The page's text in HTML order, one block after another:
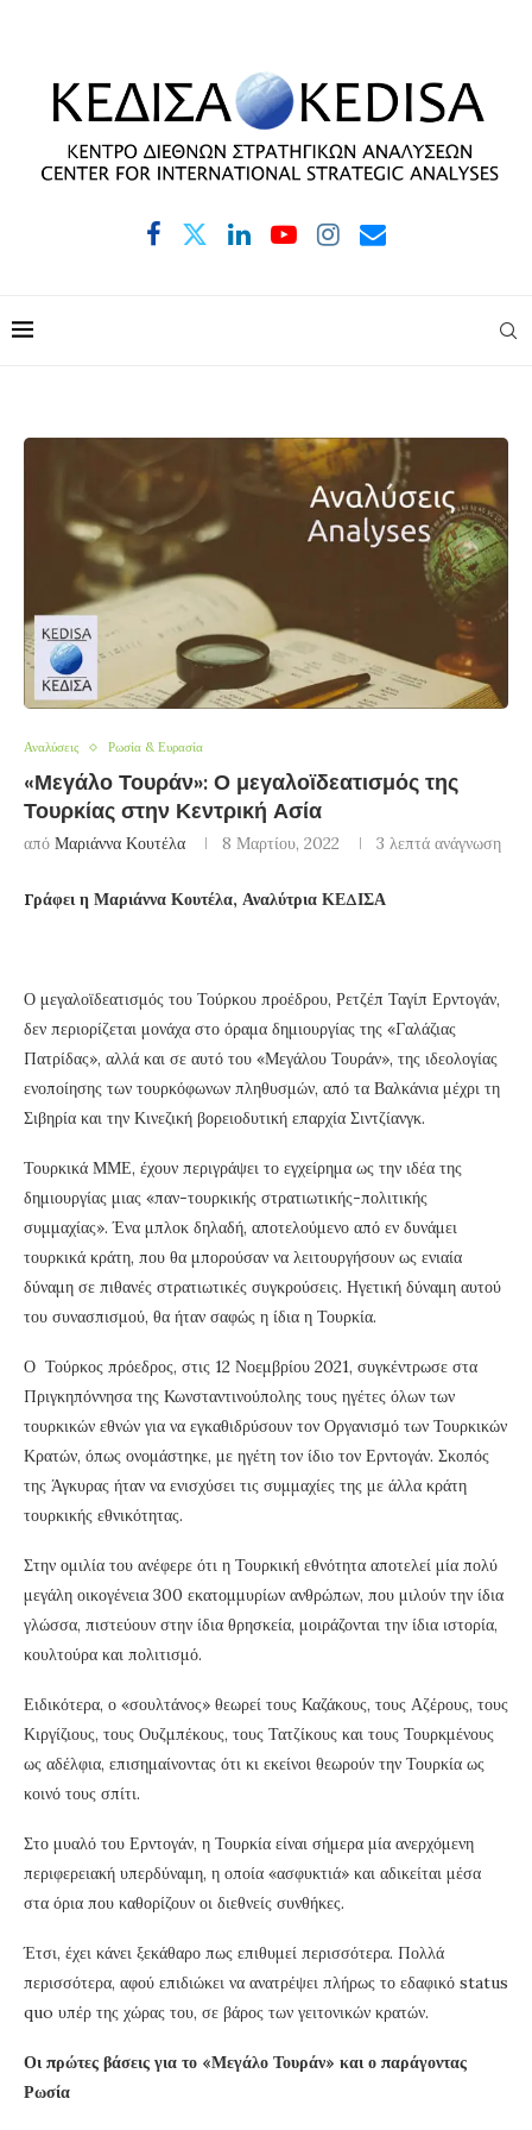
Αναλύσεις Ρωσία & Ευρασία
«Μεγάλο Τουράν»: Ο μεγαλοϊδεατισμός της
Τουρκίας στην Κεντρική Ασία
από Μαριάννα Κουτέλα 8 Μαρτίου, 2022 3 λεπτά ανάγνωση
Γράφει η Μαριάννα Κουτέλα, Αναλύτρια ΚΕΔΙΣΑ
Ο μεγαλοϊδεατισμός του Τούρκου προέδρου, Ρετζέπ Ταγίπ Ερντογάν,
δεν περιορίζεται μονάχα στο όραμα δημιουργίας της «Γαλάζιας
Πατρίδας», αλλά και σε αυτό του «Μεγάλου Τουράν», της ιδεολογίας
ενοποίησης των τουρκόφωνων πληθυσμών, από τα Βαλκάνια μέχρι τη
Σιβηρία και την Κινεζική βορειοδυτική επαρχία Σιντζίανγκ.
Τουρκικά ΜΜΕ, έχουν περιγράψει το εγχείρημα ως την ιδέα της
δημιουργίας μιας «παν-τουρκικής στρατιωτικής-πολιτικής
συμμαχίας». Ένα μπλοκ δηλαδή, αποτελούμενο από εν δυνάμει
τουρκικά κράτη, που θα μπορούσαν να λειτουργήσουν ως ενιαία
δύναμη σε πιθανές στρατιωτικές συγκρούσεις. Ηγετική δύναμη αυτού
του συνασπισμού, θα ήταν σαφώς η ίδια η Τουρκία.
Ο Τούρκος πρόεδρος, στις 12 Νοεμβρίου 2021, συγκέντρωσε στα
Πριγκηπόννησα της Κωνσταντινούπολης τους ηγέτες όλων των
τουρκικών εθνών για να εγκαθιδρύσουν τον Οργανισμό των Τουρκικών
Κρατών, όπως ονομάστηκε, με ηγέτη τον ίδιο τον Ερντογάν. Σκοπός
της Άγκυρας ήταν να ενισχύσει τις συμμαχίες της με άλλα κράτη
τουρκικής εθνικότητας.
Στην ομιλία του ανέφερε ότι η Τουρκική εθνότητα αποτελεί μία πολύ
μεγάλη οικογένεια 300 εκατομμυρίων ανθρώπων, που μιλούν την ίδια
γλώσσα, πιστεύουν στην ίδια θρησκεία, μοιράζονται την ίδια ιστορία,
κουλτούρα και πολιτισμό.
Ειδικότερα, ο «σουλτάνος» θεωρεί τους Καζάκους, τους Αζέρους, τους
Κιργίζιους, τους Ουζμπέκους, τους Τατζίκους και τους Τουρκμένους
ως αδέλφια, επισημαίνοντας ότι κι εκείνοι θεωρούν την Τουρκία ως
κοινό τους σπίτι.
Στο μυαλό του Ερντογάν, η Τουρκία είναι σήμερα μία ανερχόμενη
περιφερειακή υπερδύναμη, η οποία «ασφυκτιά» και αδικείται μέσα
στα όρια που καθορίζουν οι διεθνείς συνθήκες.
Έτσι, έχει κάνει ξεκάθαρο πως επιθυμεί περισσότερα. Πολλά
περισσότερα, αφού επιδιώκει να ανατρέψει πλήρως το εδαφικό status
quo υπέρ της χώρας του, σε βάρος των γειτονικών κρατών.
Οι πρώτες βάσεις για το «Μεγάλο Τουράν» και ο παράγοντας
Ρωσία